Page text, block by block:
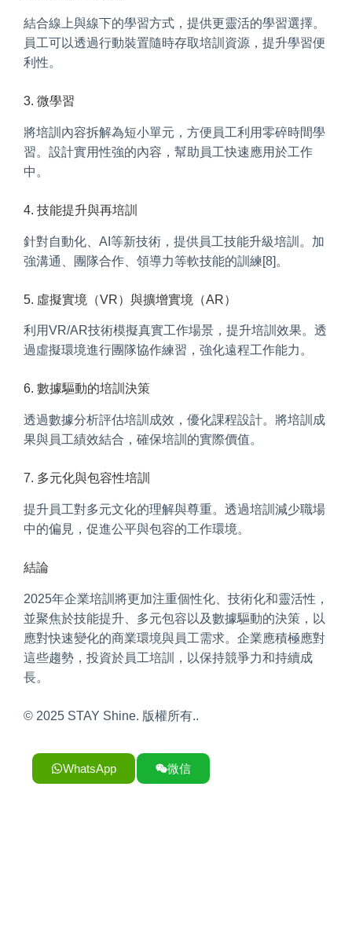
結合線上與線下的學習方式，提供更靈活的學習選擇。
員工可以透過行動裝置隨時存取培訓資源，提升學習便
利性。
3. 微學習
將培訓內容拆解為短小單元，方便員工利用零碎時間學
習。設計實用性強的內容，幫助員工快速應用於工作
中。
4. 技能提升與再培訓
針對自動化、AI等新技術，提供員工技能升級培訓。加
強溝通、團隊合作、領導力等軟技能的訓練[8]。
5. 虛擬實境（VR）與擴增實境（AR）
利用VR/AR技術模擬真實工作場景，提升培訓效果。透
過虛擬環境進行團隊協作練習，強化遠程工作能力。
6. 數據驅動的培訓決策
透過數據分析評估培訓成效，優化課程設計。將培訓成
果與員工績效結合，確保培訓的實際價值。
7. 多元化與包容性培訓
提升員工對多元文化的理解與尊重。透過培訓減少職場
中的偏見，促進公平與包容的工作環境。
結論
2025年企業培訓將更加注重個性化、技術化和靈活性，
並聚焦於技能提升、多元包容以及數據驅動的決策，以
應對快速變化的商業環境與員工需求。企業應積極應對
這些趨勢，投資於員工培訓，以保持競爭力和持續成
長。
© 2025 STAY Shine. 版權所有..
WhatsApp 微信